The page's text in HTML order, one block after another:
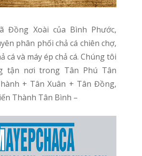
phân phối chả cá chiên chợ,
cá và máy ép chả cá. Chúng tôi
tận nơi trong Tân Phú Tân
+ Tân Xuân + Tân Đồng,
Thành Tân Bình –